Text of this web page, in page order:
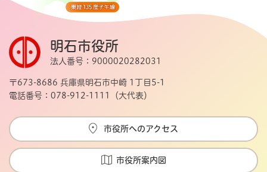
明石市役所
法人番号：9000020282031
〒673-8686 兵庫県明石市中崎 1丁目5-1
電話番号：078-912-1111（大代表）
市役所へのアクセス
市役所案内図